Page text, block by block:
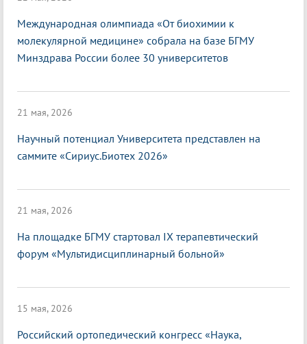
Международная олимпиада «От биохимии к
молекулярной медицине» собрала на базе БГМУ
Минздрава России более 30 университетов
21 мая, 2026
Научный потенциал Университета представлен на
саммите «Сириус.Биотех 2026»
21 мая, 2026
На площадке БГМУ стартовал IX терапевтический
форум «Мультидисциплинарный больной»
15 мая, 2026
Российский ортопедический конгресс «Наука,